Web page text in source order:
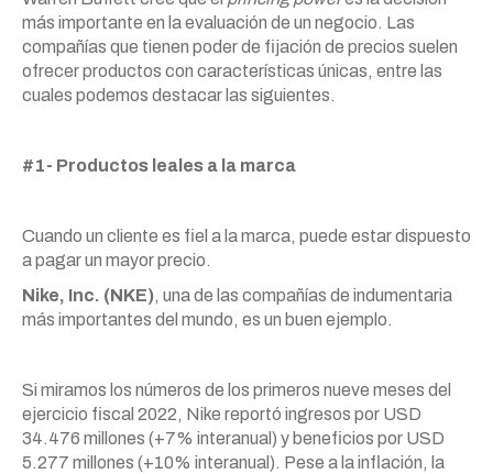
más importante en la evaluación de un negocio. Las
compañías que tienen poder de fijación de precios suelen
ofrecer productos con características únicas, entre las
cuales podemos destacar las siguientes.
#1- Productos leales a la marca
Cuando un cliente es fiel a la marca, puede estar dispuesto
a pagar un mayor precio.
Nike, Inc. (NKE), una de las compañías de indumentaria
más importantes del mundo, es un buen ejemplo.
Si miramos los números de los primeros nueve meses del
ejercicio fiscal 2022, Nike reportó ingresos por USD
34.476 millones (+7% interanual) y beneficios por USD
5.277 millones (+10% interanual). Pese a la inflación, la